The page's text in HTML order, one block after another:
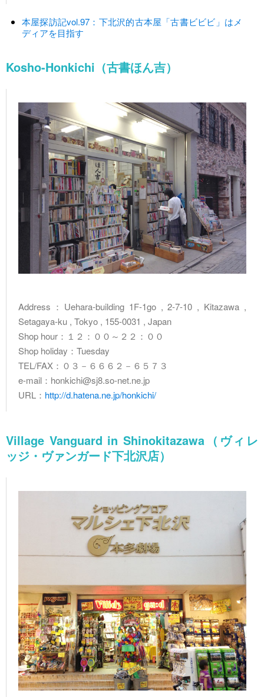
本屋探訪記vol.97：下北沢的古本屋「古書ビビビ」はメ
ディアを目指す
Kosho-Honkichi（古書ほん吉）
Address：Uehara-building 1F-1go , 2-7-10 , Kitazawa ,
Setagaya-ku , Tokyo , 155-0031 , Japan
Shop hour：１２：００～２２：００
Shop holiday：Tuesday
TEL/FAX：０３－６６６２－６５７３
e-mail：honkichi@sj8.so-net.ne.jp
URL： http://d.hatena.ne.jp/honkichi/
Village Vanguard in Shinokitazawa（ヴィレ
ッジ・ヴァンガード下北沢店）